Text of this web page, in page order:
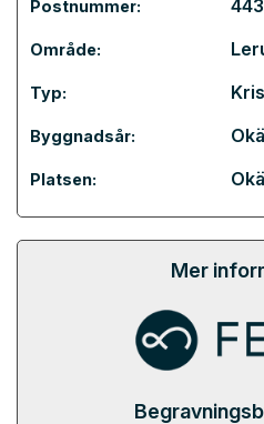
Postnummer:
Område:
Typ:
Byggnadsår:
Platsen:
Mer